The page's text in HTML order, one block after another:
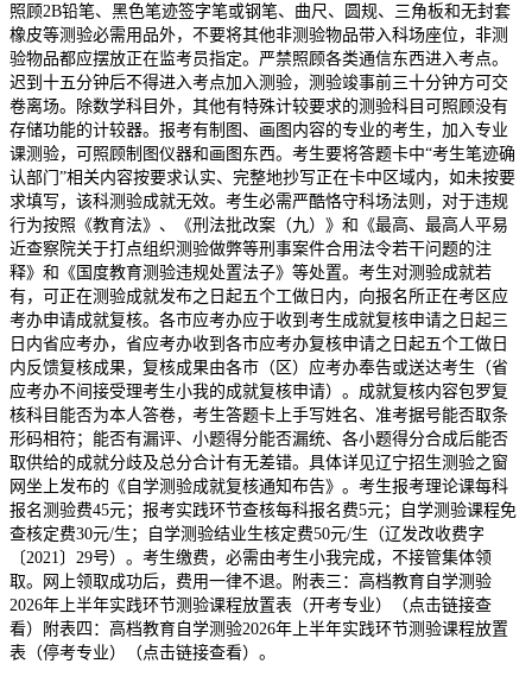
照顾2B铅笔、黑色笔迹签字笔或钢笔、曲尺、圆规、三角板和无封套
橡皮等测验必需用品外，不要将其他非测验物品带入科场座位，非测
验物品都应摆放正在监考员指定。严禁照顾各类通信东西进入考点。
迟到十五分钟后不得进入考点加入测验，测验竣事前三十分钟方可交
卷离场。除数学科目外，其他有特殊计较要求的测验科目可照顾没有
存储功能的计较器。报考有制图、画图内容的专业的考生，加入专业
课测验，可照顾制图仪器和画图东西。考生要将答题卡中“考生笔迹确
认部门”相关内容按要求认实、完整地抄写正在卡中区域内，如未按要
求填写，该科测验成就无效。考生必需严酷恪守科场法则，对于违规
行为按照《教育法》、《刑法批改案（九）》和《最高、最高人平易
近查察院关于打点组织测验做弊等刑事案件合用法令若干问题的注
释》和《国度教育测验违规处置法子》等处置。考生对测验成就若
有，可正在测验成就发布之日起五个工做日内，向报名所正在考区应
考办申请成就复核。各市应考办应于收到考生成就复核申请之日起三
日内省应考办，省应考办收到各市应考办复核申请之日起五个工做日
内反馈复核成果，复核成果由各市（区）应考办奉告或送达考生（省
应考办不间接受理考生小我的成就复核申请）。成就复核内容包罗复
核科目能否为本人答卷，考生答题卡上手写姓名、准考据号能否取条
形码相符；能否有漏评、小题得分能否漏统、各小题得分合成后能否
取供给的成就分歧及总分合计有无差错。具体详见辽宁招生测验之窗
网坐上发布的《自学测验成就复核通知布告》。考生报考理论课每科
报名测验费45元；报考实践环节查核每科报名费5元；自学测验课程免
查核定费30元/生；自学测验结业生核定费50元/生（辽发改收费字
〔2021〕29号）。考生缴费，必需由考生小我完成，不接管集体领
取。网上领取成功后，费用一律不退。附表三：高档教育自学测验
2026年上半年实践环节测验课程放置表（开考专业）（点击链接查
看）附表四：高档教育自学测验2026年上半年实践环节测验课程放置
表（停考专业）（点击链接查看）。